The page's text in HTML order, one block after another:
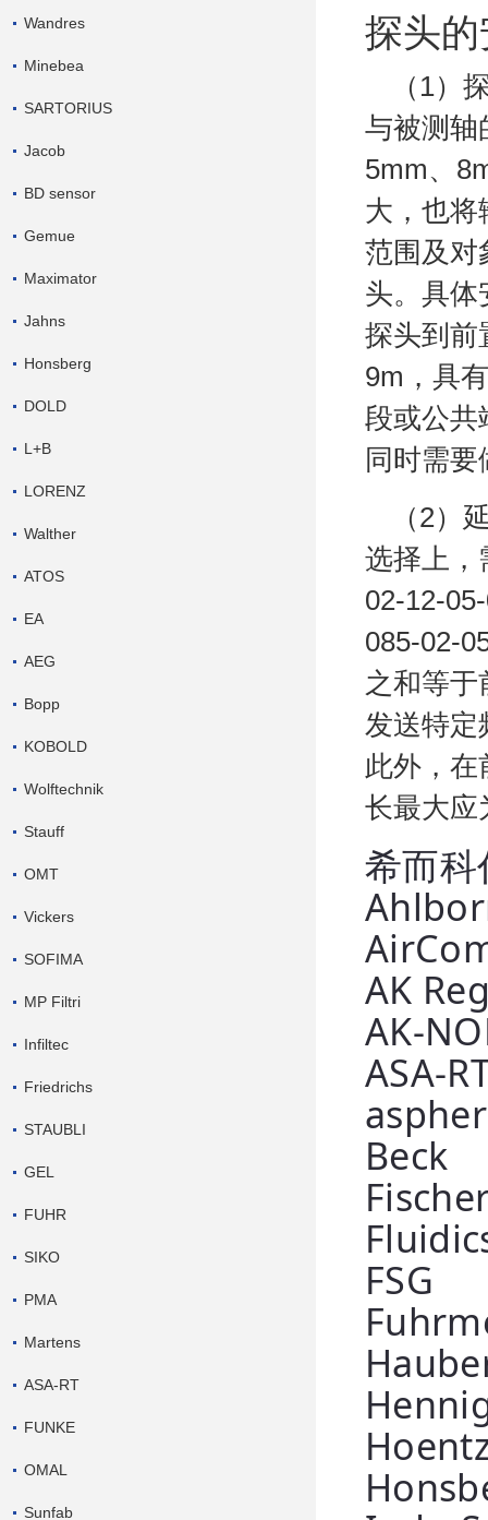
Wandres
Minebea
SARTORIUS
Jacob
BD sensor
Gemue
Maximator
Jahns
Honsberg
DOLD
L+B
LORENZ
Walther
ATOS
EA
AEG
Bopp
KOBOLD
Wolftechnik
Stauff
OMT
Vickers
SOFIMA
MP Filtri
Infiltec
Friedrichs
STAUBLI
GEL
FUHR
SIKO
PMA
Martens
ASA-RT
FUNKE
OMAL
Sunfab
探头
（1）
与被测轴
5mm、
大，也将
范围及对
头。具体
探头到前
9m，具
段或公共
同时需
（2）
选择上，
02-12-
085-02-
之和等于
发送特定
此外，在
长最大应
希而
AK
AK-
ASA-
Beck
FSG